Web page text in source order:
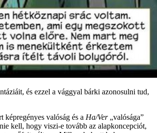
és ezzel a vággyal bárki azonosulni tud,
valóság és a Ha/Ver„valósága”
kell, hogy viszi-e tovább az alapkoncepciót,